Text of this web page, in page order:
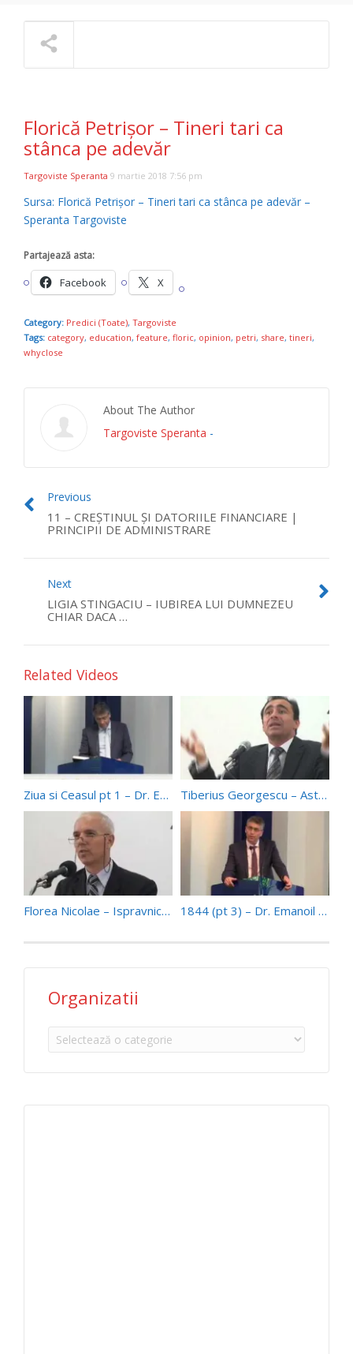
Florică Petrișor – Tineri tari ca
stânca pe adevăr
Targoviste Speranta 9 martie 2018 7:56 pm
Sursa: Florică Petrișor – Tineri tari ca stânca pe adevăr –
Speranta Targoviste
Partajează asta:
Facebook X
Category: Predici (Toate), Targoviste
Tags: category, education, feature, floric, opinion, petri, share, tineri,
whyclose
About The Author
Targoviste Speranta -
Previous
11 – CREȘTINUL ȘI DATORIILE FINANCIARE |
PRINCIPII DE ADMINISTRARE
Next
LIGIA STINGACIU – IUBIREA LUI DUMNEZEU
CHIAR DACA …
Related Videos
Ziua si Ceasul pt 1 – Dr. Emanoil Geaboc (31/10/15) Tiberius Georgescu – Astazi sau niciodata
Florea Nicolae – Ispravnicul Credincios 1844 (pt 3) – Dr. Emanoil Geaboc (23/09/17)
Organizatii
Organizatii